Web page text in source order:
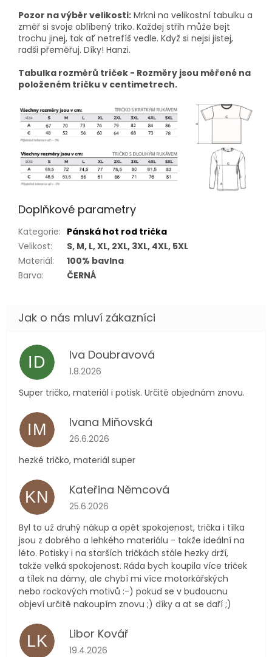
Pozor na výběr velikosti: Mrkni na velikostní tabulku a
změř si svoje oblíbený triko. Každej střih může bejt
trochu jinej, tak ať netrefíš vedle. Když si nejsi jistej,
radši přeměřuj. Díky! Hanzi.
Tabulka rozměrů triček - Rozměry jsou měřené na
položeném tričku v centimetrech.
Doplňkové parametry
Kategorie: Pánská hot rod trička
Velikost:
S, M, L, XL, 2XL, 3XL, 4XL, 5XL
Materiál:
100% bavlna
Barva: ČERNÁ
ID Iva Doubravová
Hodnocení obchodu je 5 z 5 hvězdiček.
1.8.2026
Super tričko, materiál i potisk. Určitě objednám znovu.
IM Ivana Miňovská
Hodnocení obchodu je 5 z 5 hvězdiček.
26.6.2026
hezké tričko, materiál super
KN Kateřina Němcová
Hodnocení obchodu je 5 z 5 hvězdiček.
25.6.2026
Byl to už druhý nákup a opět spokojenost, trička i tílka
jsou z dobrého a lehkého materiálu - takže ideální na
léto. Potisky i na starších tričkách stále hezky drží,
takže velká spokojenost. Ráda bych koupila více triček
a tílek na dámy, ale chybí mi více motorkářských
nebo rockových motivů :-) pokud se v budoucnu
objeví určitě nakoupím znovu ;) díky a at se daří ;)
LK Libor Kovář
Hodnocení obchodu je 5 z 5 hvězdiček.
19.4.2026